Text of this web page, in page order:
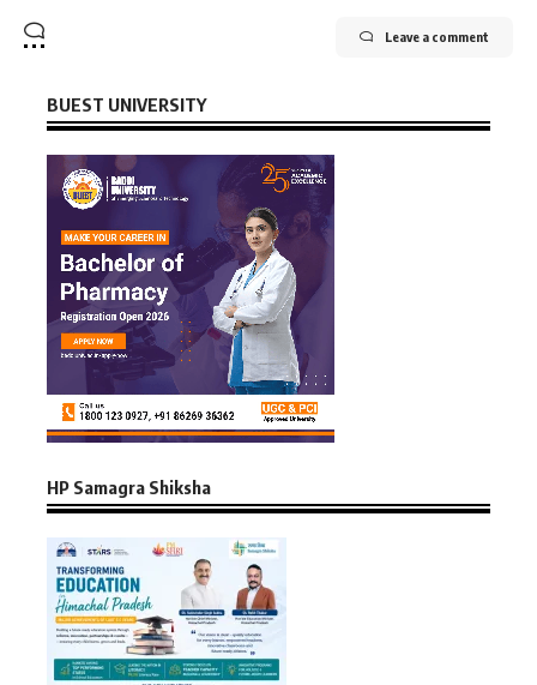
Leave a comment
BUEST UNIVERSITY
HP Samagra Shiksha